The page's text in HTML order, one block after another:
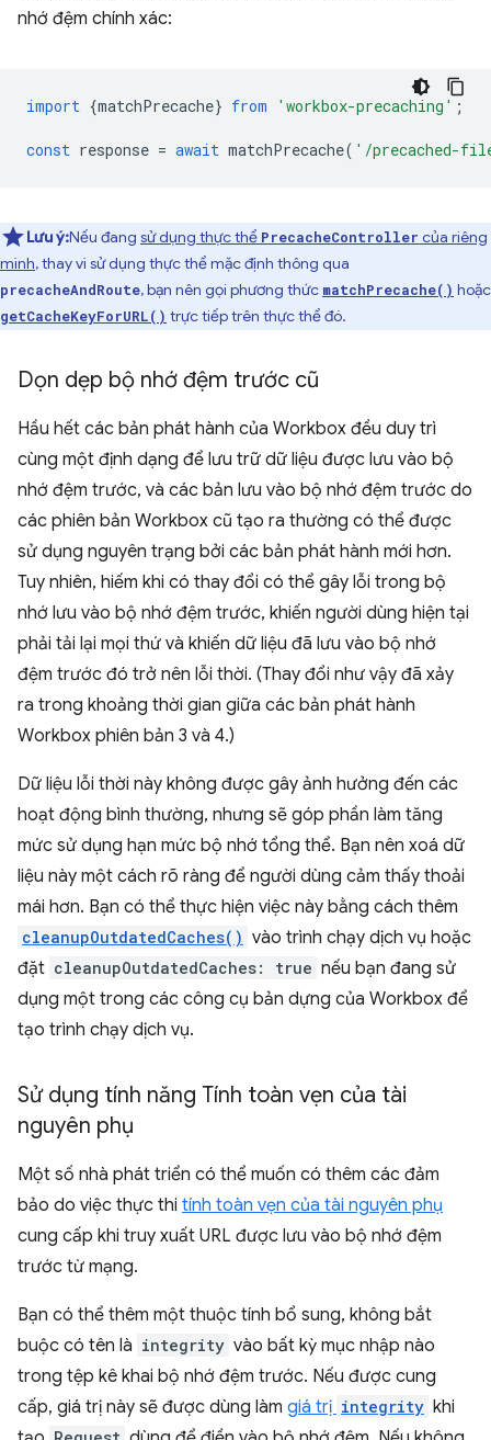
nhớ đệm chính xác:
import {matchPrecache} from 'workbox-precaching' ;
const response = await matchPrecache( '/precached-
Lưu ý:Nếu đang sử dụng thực thể PrecacheController của riêng
mình, thay vì sử dụng thực thể mặc định thông qua
precacheAndRoute, bạn nên gọi phương thức matchPrecache() hoặc
getCacheKeyForURL() trực tiếp trên thực thể đó.
Dọn dẹp bộ nhớ đệm trước cũ
Hầu hết các bản phát hành của Workbox đều duy trì
cùng một định dạng để lưu trữ dữ liệu được lưu vào bộ
nhớ đệm trước, và các bản lưu vào bộ nhớ đệm trước do
các phiên bản Workbox cũ tạo ra thường có thể được
sử dụng nguyên trạng bởi các bản phát hành mới hơn.
Tuy nhiên, hiếm khi có thay đổi có thể gây lỗi trong bộ
nhớ lưu vào bộ nhớ đệm trước, khiến người dùng hiện tại
phải tải lại mọi thứ và khiến dữ liệu đã lưu vào bộ nhớ
đệm trước đó trở nên lỗi thời. (Thay đổi như vậy đã xảy
ra trong khoảng thời gian giữa các bản phát hành
Workbox phiên bản 3 và 4.)
Dữ liệu lỗi thời này không được gây ảnh hưởng đến các
hoạt động bình thường, nhưng sẽ góp phần làm tăng
mức sử dụng hạn mức bộ nhớ tổng thể. Bạn nên xoá dữ
liệu này một cách rõ ràng để người dùng cảm thấy thoải
mái hơn. Bạn có thể thực hiện việc này bằng cách thêm
cleanupOutdatedCaches() vào trình chạy dịch vụ hoặc
đặt cleanupOutdatedCaches: true nếu bạn đang sử
dụng một trong các công cụ bản dựng của Workbox để
tạo trình chạy dịch vụ.
Sử dụng tính năng Tính toàn vẹn của tài
nguyên phụ
Một số nhà phát triển có thể muốn có thêm các đảm
bảo do việc thực thi tính toàn vẹn của tài nguyên phụ
cung cấp khi truy xuất URL được lưu vào bộ nhớ đệm
trước từ mạng.
Bạn có thể thêm một thuộc tính bổ sung, không bắt
buộc có tên là integrity vào bất kỳ mục nhập nào
trong tệp kê khai bộ nhớ đệm trước. Nếu được cung
cấp, giá trị này sẽ được dùng làm giá trị integrity khi